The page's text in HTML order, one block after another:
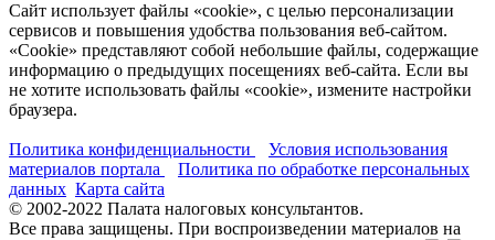
Сайт использует файлы «cookie», с целью персонализации
сервисов и повышения удобства пользования веб-сайтом.
«Cookie» представляют собой небольшие файлы, содержащие
информацию о предыдущих посещениях веб-сайта. Если вы
не хотите использовать файлы «cookie», измените настройки
браузера.
Политика конфиденциальности
Условия использования
материалов портала
Политика по обработке персональных
данных Карта сайта
© 2002-2022 Палата налоговых консультантов.
Все права защищены. При воспроизведении материалов на